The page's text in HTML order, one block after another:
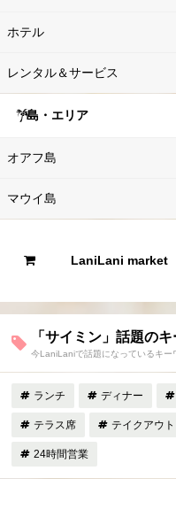
ホテル
レンタル＆サービス
島・エリア
オアフ島
マウイ島
LaniLani market
「サイミン」話題の
今LaniLaniで話題になっているキー
ランチ ディナー
テラス席 テイクアウト
24時間営業